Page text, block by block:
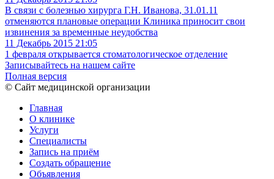
В связи с болезнью хирурга Г.Н. Иванова, 31.01.11
отменяются плановые операции Клиника приносит свои
извинения за временные неудобства
11 Декабрь 2015 21:05
1 февраля открывается стоматологическое отделение
Записывайтесь на нашем сайте
Полная версия
© Сайт медицинской организации
Главная
О клинике
Услуги
Специалисты
Запись на приём
Создать обращение
Объявления